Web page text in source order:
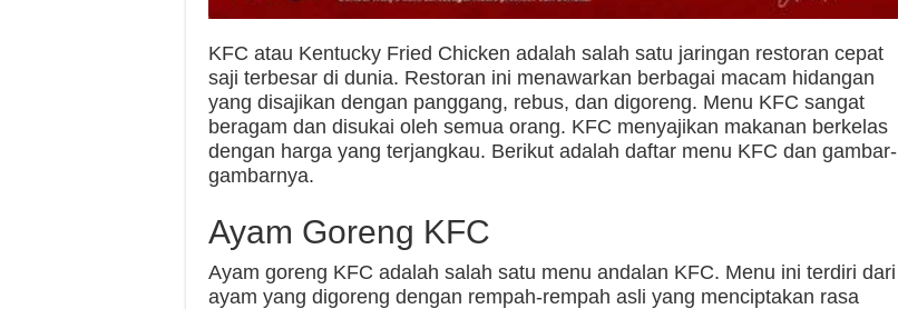
KFC atau Kentucky Fried Chicken adalah salah satu jaringan restoran cepat
saji terbesar di dunia. Restoran ini menawarkan berbagai macam hidangan
yang disajikan dengan panggang, rebus, dan digoreng. Menu KFC sangat
beragam dan disukai oleh semua orang. KFC menyajikan makanan berkelas
dengan harga yang terjangkau. Berikut adalah daftar menu KFC dan gambar-
gambarnya.
Ayam Goreng KFC
Ayam goreng KFC adalah salah satu menu andalan KFC. Menu ini terdiri dari
ayam yang digoreng dengan rempah-rempah asli yang menciptakan rasa